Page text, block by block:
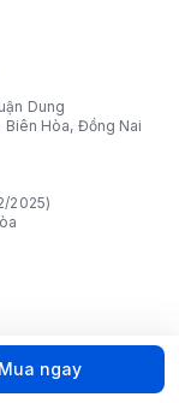
Mua ngay
Dung
Biên Hòa, Đồng Nai
2025)